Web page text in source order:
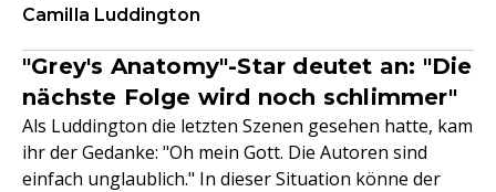
Camilla Luddington
"Grey's Anatomy"-Star deutet an: "Die
nächste Folge wird noch schlimmer"
Als Luddington die letzten Szenen gesehen hatte, kam
ihr der Gedanke: "Oh mein Gott. Die Autoren sind
einfach unglaublich." In dieser Situation könne der